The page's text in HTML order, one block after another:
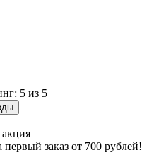
5 из 5
заказ от 700 рублей!